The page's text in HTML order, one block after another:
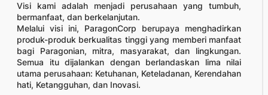
Visi kami adalah menjadi perusahaan yang tumbuh,
bermanfaat, dan berkelanjutan.
Melalui visi ini, ParagonCorp berupaya menghadirkan
produk-produk berkualitas tinggi yang memberi manfaat
bagi Paragonian, mitra, masyarakat, dan lingkungan.
Semua itu dijalankan dengan berlandaskan lima nilai
utama perusahaan: Ketuhanan, Keteladanan, Kerendahan
hati, Ketangguhan, dan Inovasi.